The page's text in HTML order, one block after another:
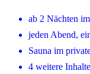
ab 2 Nächten
jeden Abend,
Sauna im
4 weitere Inhalte